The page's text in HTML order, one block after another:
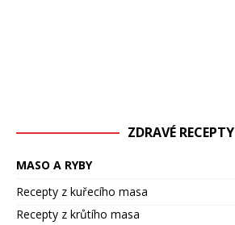
ZDRAVÉ RECEPTY
MASO A RYBY
Recepty z kuřecího masa
Recepty z krůtího masa